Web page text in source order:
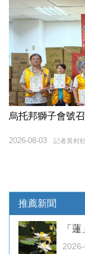
烏托邦獅子會號
記者黃村
2026-08-03
推薦新聞
「